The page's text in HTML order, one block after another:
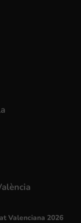
Valenciana 2026